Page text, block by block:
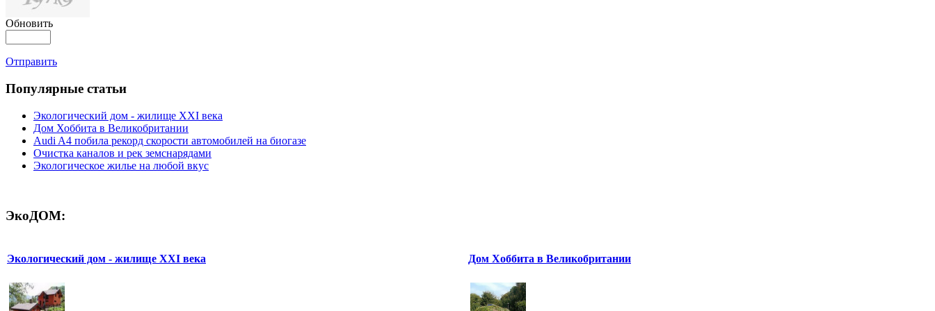
Обновить
Отправить
Популярные cтатьи
Экологический дом - жилище XXI века
Дом Хоббита в Великобритании
Audi A4 побила рекорд скорости автомобилей на биогазе
Очистка каналов и рек земснарядами
Экологическое жилье на любой вкус
ЭкоДОМ:
Экологический дом - жилище XXI века Дом Хоббита в Великобритании